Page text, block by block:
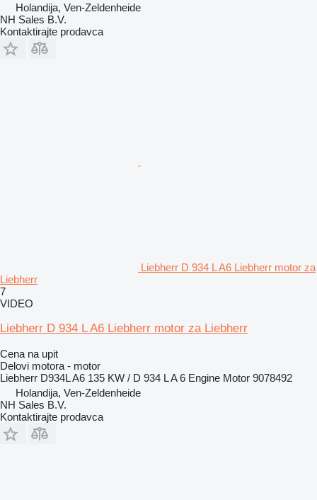
Holandija, Ven-Zeldenheide
NH Sales B.V.
Kontaktirajte prodavca
Liebherr D 934 L A6 Liebherr motor za
Liebherr
7
VIDEO
Liebherr D 934 L A6 Liebherr motor za Liebherr
Cena na upit
Delovi motora - motor
Liebherr D934L A6 135 KW / D 934 L A 6 Engine Motor 9078492
Holandija, Ven-Zeldenheide
NH Sales B.V.
Kontaktirajte prodavca